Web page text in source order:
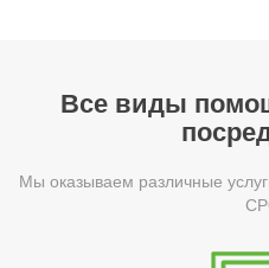
Все виды
Мы оказываем различные